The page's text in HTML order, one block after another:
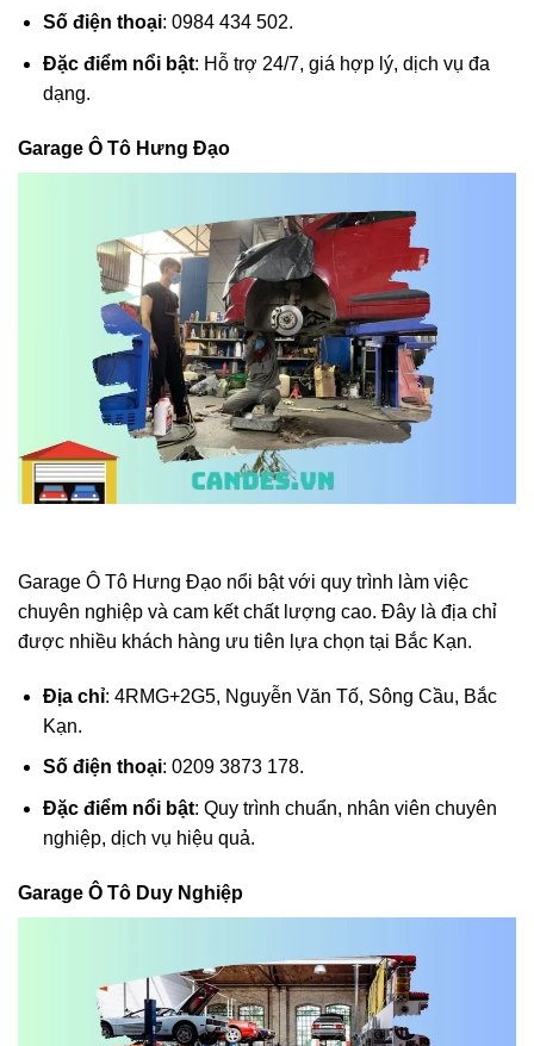
Số điện thoại: 0984 434 502.
Đặc điểm nổi bật: Hỗ trợ 24/7, giá hợp lý, dịch vụ đa
dạng.
Garage Ô Tô Hưng Đạo
Garage Ô Tô Hưng Đạo nổi bật với quy trình làm việc
chuyên nghiệp và cam kết chất lượng cao. Đây là địa chỉ
được nhiều khách hàng ưu tiên lựa chọn tại Bắc Kạn.
Địa chỉ: 4RMG+2G5, Nguyễn Văn Tố, Sông Cầu, Bắc
Kạn.
Số điện thoại: 0209 3873 178.
Đặc điểm nổi bật: Quy trình chuẩn, nhân viên chuyên
nghiệp, dịch vụ hiệu quả.
Garage Ô Tô Duy Nghiệp